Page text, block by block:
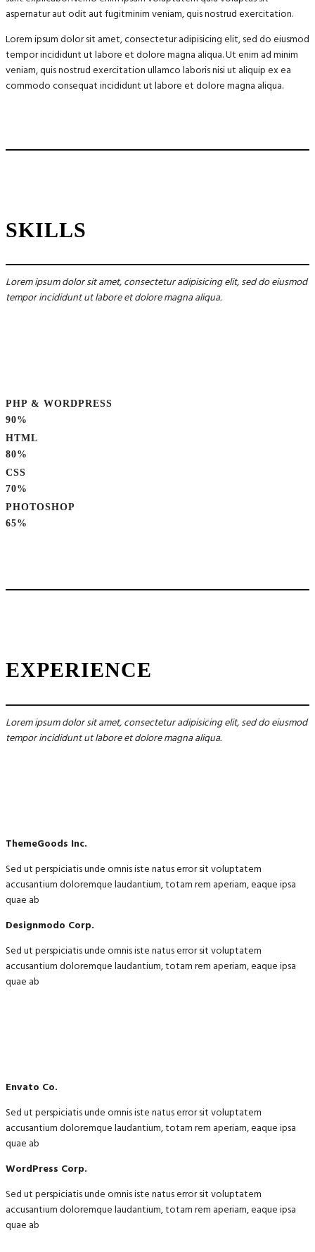
aspernatur aut odit aut fugitminim veniam, quis nostrud exercitation.
Lorem ipsum dolor sit amet, consectetur adipisicing elit, sed do eiusmod
tempor incididunt ut labore et dolore magna aliqua. Ut enim ad minim
veniam, quis nostrud exercitation ullamco laboris nisi ut aliquip ex ea
commodo consequat incididunt ut labore et dolore magna aliqua.
SKILLS
Lorem ipsum dolor sit amet, consectetur adipisicing elit, sed do eiusmod
tempor incididunt ut labore et dolore magna aliqua.
PHP & WORDPRESS
90%
HTML
80%
CSS
70%
PHOTOSHOP
65%
EXPERIENCE
Lorem ipsum dolor sit amet, consectetur adipisicing elit, sed do eiusmod
tempor incididunt ut labore et dolore magna aliqua.
ThemeGoods Inc.
Sed ut perspiciatis unde omnis iste natus error sit voluptatem
accusantium doloremque laudantium, totam rem aperiam, eaque ipsa
quae ab
Designmodo Corp.
Sed ut perspiciatis unde omnis iste natus error sit voluptatem
accusantium doloremque laudantium, totam rem aperiam, eaque ipsa
quae ab
Envato Co.
Sed ut perspiciatis unde omnis iste natus error sit voluptatem
accusantium doloremque laudantium, totam rem aperiam, eaque ipsa
quae ab
WordPress Corp.
Sed ut perspiciatis unde omnis iste natus error sit voluptatem
accusantium doloremque laudantium, totam rem aperiam, eaque ipsa
quae ab